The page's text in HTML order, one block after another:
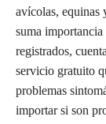
avícolas, equinas
suma
registrados,
servicio gratuito
problemas
importar si son